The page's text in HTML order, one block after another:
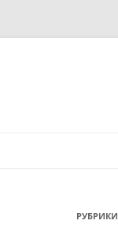
РУБРИКИ